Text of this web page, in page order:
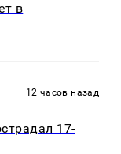
в
12 часов назад
17-